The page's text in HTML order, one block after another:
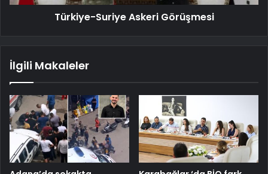
Türkiye-Suriye Askeri Görüşmesi
İlgili Makaleler